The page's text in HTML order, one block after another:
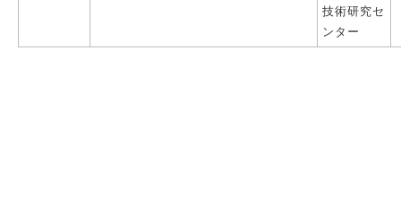
技術研究セ
ンター